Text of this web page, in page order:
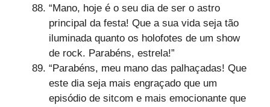
“Mano, hoje é o seu dia de ser o astro
principal da festa! Que a sua vida seja tão
iluminada quanto os holofotes de um show
de rock. Parabéns, estrela!”
“Parabéns, meu mano das palhaçadas! Que
este dia seja mais engraçado que um
episódio de sitcom e mais emocionante que